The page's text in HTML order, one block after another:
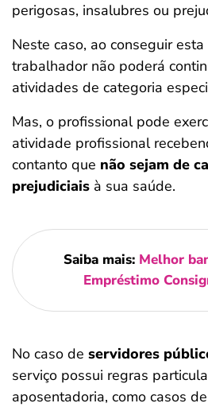
perigosas, insalubres ou
Neste caso, ao conseguir
trabalhador não poderá
atividades de categoria
Mas, o profissional pode
atividade profissional
contanto que não sejam de
prejudiciais à sua saúde.
Saiba mais: Melhor
Empréstimo
No caso de servidores
serviço possui regras
aposentadoria, como casos de